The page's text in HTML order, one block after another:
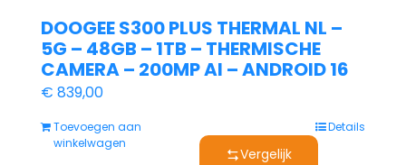
DOOGEE S300 PLUS THERMAL NL –
5G – 48GB – 1TB – THERMISCHE
CAMERA – 200MP AI – ANDROID 16
€ 839,00
Toevoegen aan
winkelwagen
Details
Vergelijk